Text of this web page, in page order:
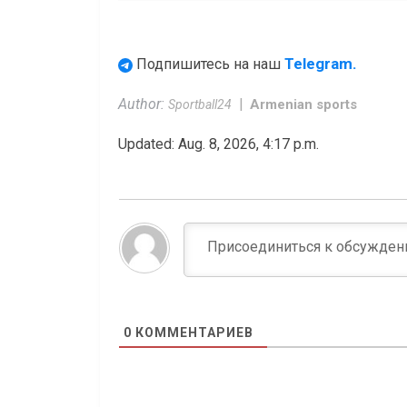
Подпишитесь на наш Telegram.
Author: Sportball24 Armenian sports
Updated: Aug. 8, 2026, 4:17 p.m.
0 КОММЕНТАРИЕВ